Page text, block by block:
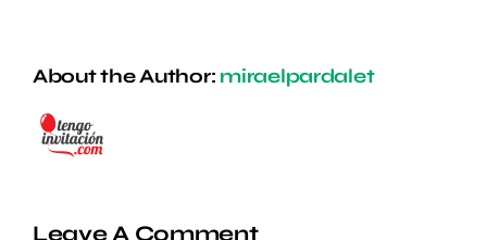
About the Author: miraelpardalet
Leave A Comment